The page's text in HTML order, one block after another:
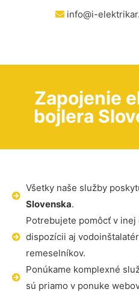
info@i-
Zapojenie
bojlera
Všetky naše služby
Slovenska.
Potrebujete pomôcť v inej
dispozícii aj
remeselníkov.
Ponúkame komplexné
sú priamo v ponuke